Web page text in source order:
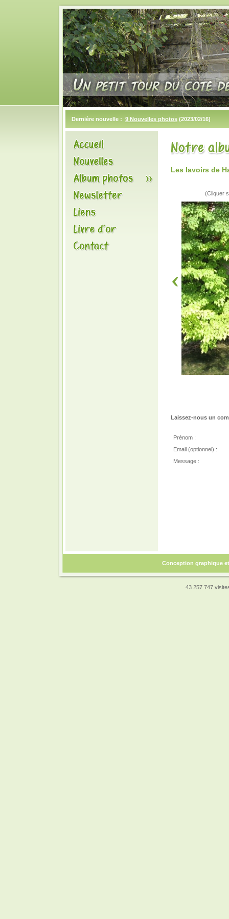
Dernière nouvelle : 9 Nouvelles photos (2023/02/16)
Les lavoirs de
(Cliquer
Laissez-nous un
Prénom :
Email (optionnel) :
Message :
Conception graphique
43 257 747